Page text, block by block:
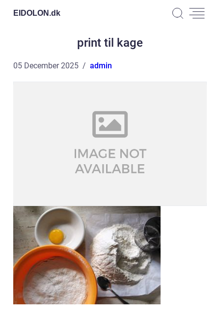
EIDOLON.dk
print til kage
05 December 2025 admin